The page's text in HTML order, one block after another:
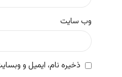
وب‌ سایت
ذخیره نام، ایمیل و